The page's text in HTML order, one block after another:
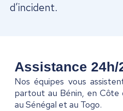
d’incident.
Assistance 24h/
Nos équipes vous
partout au Bénin, en Côte
au Sénégal et au Togo.